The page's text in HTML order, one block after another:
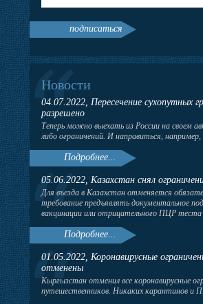
подписаться
Новости
04.07.2022, Пересечение сухопутных
разрешено
Теперь можно выехать из России на своем
либо ограничений. И направиться,
Подробнее...
05.06.2022, Казахстан снял
Для въезда в Казахстан отменяется
требование предъявлять документальное
вакцинации или отрицательного ПЦР теста
Подробнее...
01.05.2022, Коронавирусные
отменены
Кыргызстан отменил все коронавирусные
путешественников. Никаких карантинов и